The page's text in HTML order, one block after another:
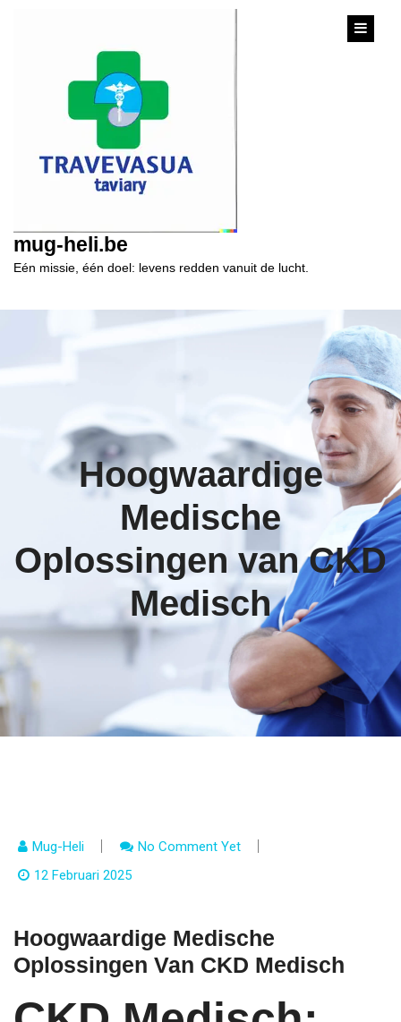
mug-heli.be
Eén missie, één doel: levens redden vanuit de lucht.
Hoogwaardige
Medische
Oplossingen van CKD
Medisch
Mug-Heli
No Comment Yet
12 Februari 2025
Hoogwaardige Medische
Oplossingen Van CKD Medisch